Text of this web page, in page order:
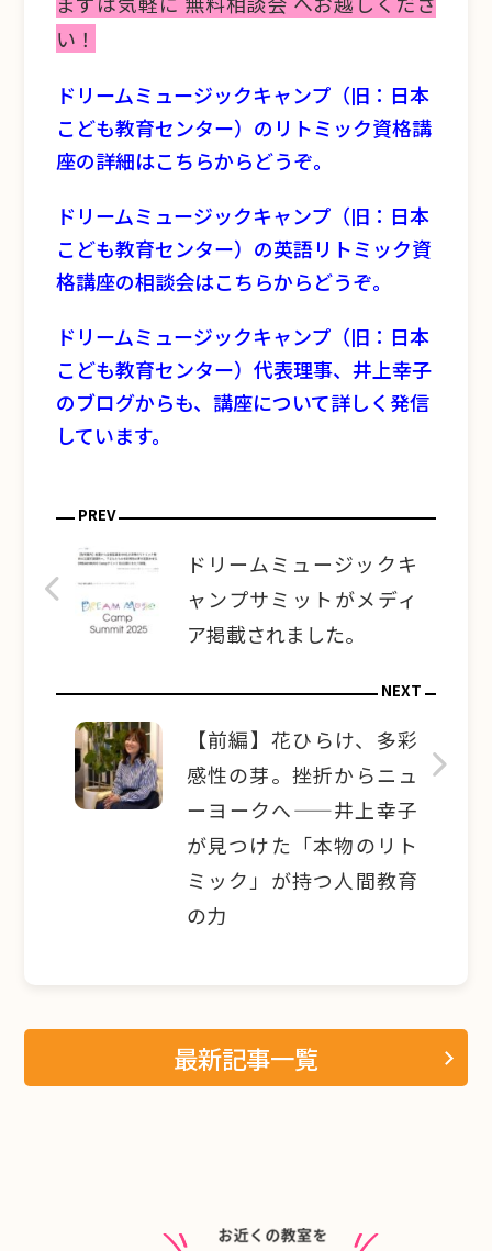
い！
ドリームミュージックキャンプ（旧：日本
こども教育センター）のリトミック資格講
座の詳細はこちらからどうぞ。
ドリームミュージックキャンプ（旧：日本
こども教育センター）の英語リトミック資
格講座の相談会はこちらからどうぞ。
ドリームミュージックキャンプ（旧：日本
こども教育センター）代表理事、井上幸子
のブログからも、講座について詳しく発信
しています。
PREV
ドリームミュージックキ
ャンプサミットがメディ
ア掲載されました。
NEXT
【前編】花ひらけ、多彩
感性の芽。挫折からニュ
ーヨークへ——井上幸子
が見つけた「本物のリト
ミック」が持つ人間教育
の力
最新記事一覧